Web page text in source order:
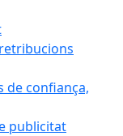
de confiança,
publicitat